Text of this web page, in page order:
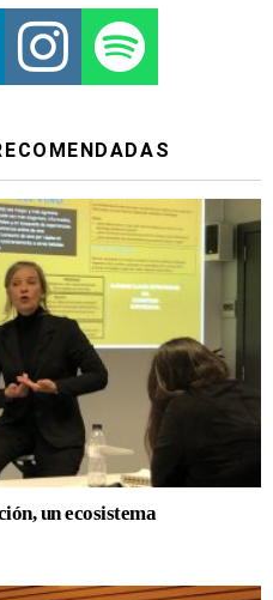
Instagram Spotify
un ecosistema